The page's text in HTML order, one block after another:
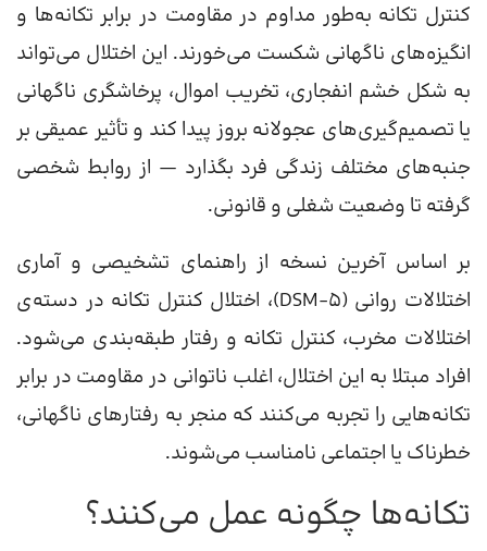
کنترل تکانه به‌طور مداوم در مقاومت در برابر تکانه‌ها و
انگیزه‌های ناگهانی شکست می‌خورند. این اختلال می‌تواند
به شکل خشم انفجاری، تخریب اموال، پرخاشگری ناگهانی
یا تصمیم‌گیری‌های عجولانه بروز پیدا کند و تأثیر عمیقی بر
جنبه‌های مختلف زندگی فرد بگذارد — از روابط شخصی
گرفته تا وضعیت شغلی و قانونی.
بر اساس آخرین نسخه از راهنمای تشخیصی و آماری
اختلالات روانی (DSM-5)، اختلال کنترل تکانه در دسته‌ی
اختلالات مخرب، کنترل تکانه و رفتار طبقه‌بندی می‌شود.
افراد مبتلا به این اختلال، اغلب ناتوانی در مقاومت در برابر
تکانه‌هایی را تجربه می‌کنند که منجر به رفتارهای ناگهانی،
خطرناک یا اجتماعی نامناسب می‌شوند.
تکانه‌ها چگونه عمل می‌کنند؟